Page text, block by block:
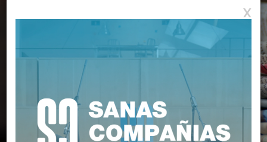
NOTAS DE PRENSA
X